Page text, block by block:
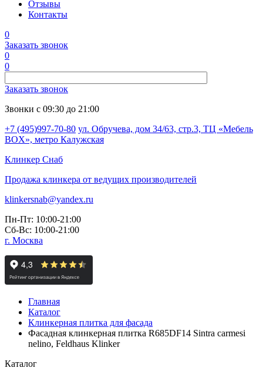
Отзывы
Контакты
0
Заказать звонок
0
0
Заказать звонок
Звонки с 09:30 до 21:00
+7 (495)997-70-80 ул. Обручева, дом 34/63, стр.3, ТЦ «Мебель
BOX», метро Калужская
Клинкер Снаб
Продажа клинкера от ведущих производителей
klinkersnab@yandex.ru
Пн-Пт: 10:00-21:00
Сб-Вс: 10:00-21:00
г. Москва
Главная
Каталог
Клинкерная плитка для фасада
Фасадная клинкерная плитка R685DF14 Sintra carmesi
nelino, Feldhaus Klinker
Каталог